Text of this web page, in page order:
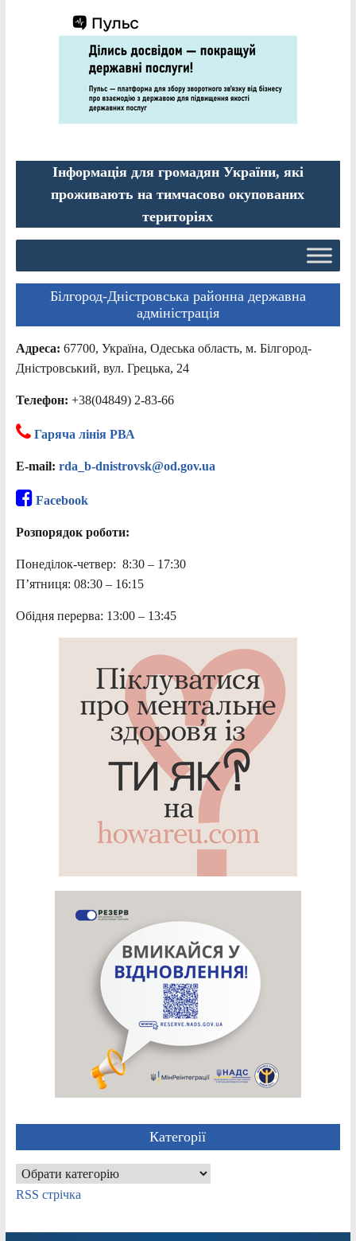
Інформація для громадян України, які
проживають на тимчасово окупованих
територіях
Білгород-Дністровська районна державна
адміністрація
Адреса: 67700, Україна, Одеська область, м. Білгород-
Дністровський, вул. Грецька, 24
Телефон: +38(04849) 2-83-66
Гаряча лінія РВА
E-mail: rda_b-dnistrovsk@od.gov.ua
Facebook
Розпорядок роботи:
Понеділок-четвер: 8:30 – 17:30
П’ятниця: 08:30 – 16:15
Обідня перерва: 13:00 – 13:45
Категорії
Категорії
RSS стрічка